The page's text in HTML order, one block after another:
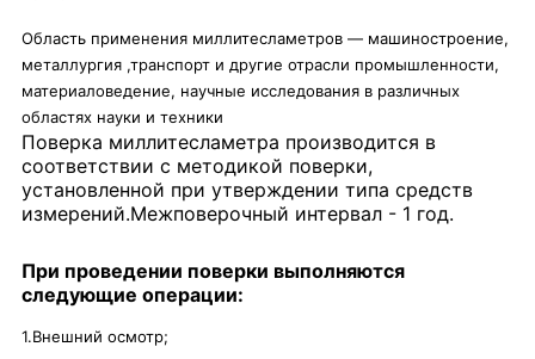
Область применения миллитесламетров — машиностроение,
металлургия ,транспорт и другие отрасли промышленности,
материаловедение, научные исследования в различных
областях науки и техники
Поверка миллитесламетра производится в
соответствии с методикой поверки,
установленной при утверждении типа средств
измерений.Межповерочный интервал - 1 год.
При проведении поверки выполняются
следующие операции:
1.Внешний осмотр;